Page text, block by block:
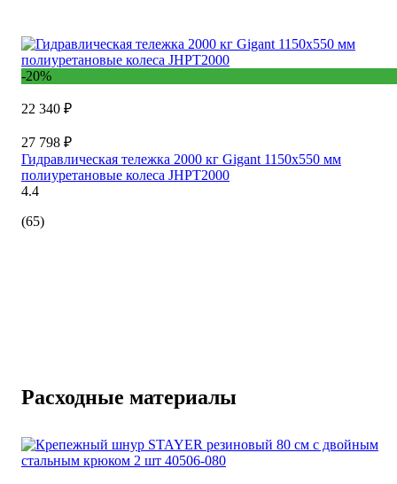
-20%
22 340 ₽
27 798 ₽
Гидравлическая тележка 2000 кг Gigant 1150x550 мм
полиуретановые колеса JHPT2000
4.4
(65)
Расходные материалы